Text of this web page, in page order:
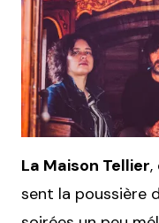
La Maison Tellier,
sent la poussière